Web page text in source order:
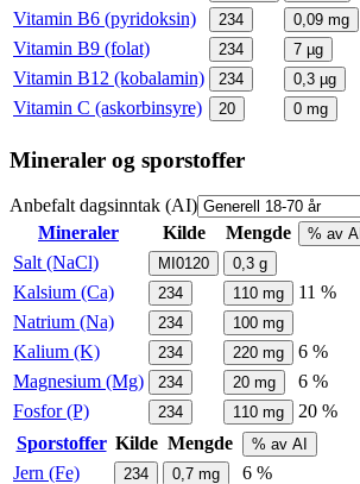
Vitamin B6 (pyridoksin)
234 0,09 mg
Vitamin B9 (folat)
234 7 µg
Vitamin B12 (kobalamin)
234 0,3 µg
Vitamin C (askorbinsyre)
20 0 mg
Mineraler og sporstoffer
Anbefalt dagsinntak (AI)
Mineraler
Kilde Mengde % av AI
Salt (NaCl) MI0120 0,3 g
Kalsium (Ca) 234 110 mg
11 %
Natrium (Na)
234 100 mg
Kalium (K) 234 220 mg
6 %
Magnesium (Mg)
234 20 mg
6 %
Fosfor (P)
234 110 mg
20 %
Sporstoffer Kilde Mengde % av AI
Jern (Fe) 234 0,7 mg 6 %